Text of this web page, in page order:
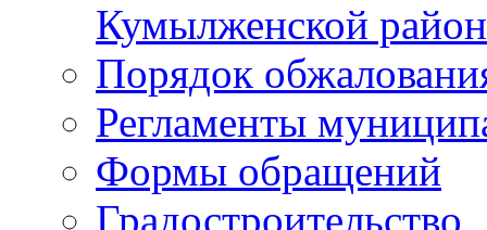
Кумылженской
Порядок
Регламенты
Формы обращений
Градостроительство